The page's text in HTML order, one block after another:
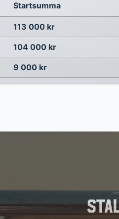
Startsumma
113 000 kr
104 000 kr
9 000 kr